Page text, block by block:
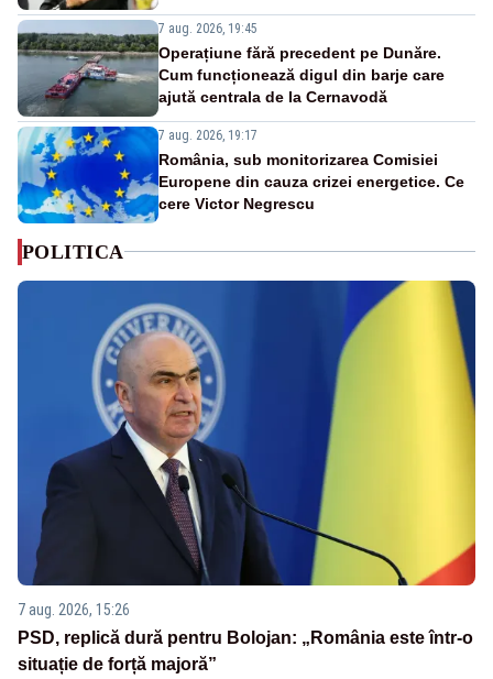
7 aug. 2026, 19:45
Operațiune fără precedent pe Dunăre.
Cum funcționează digul din barje care
ajută centrala de la Cernavodă
7 aug. 2026, 19:17
România, sub monitorizarea Comisiei
Europene din cauza crizei energetice. Ce
cere Victor Negrescu
POLITICA
7 aug. 2026, 15:26
PSD, replică dură pentru Bolojan: „România este într-o
situație de forță majoră”